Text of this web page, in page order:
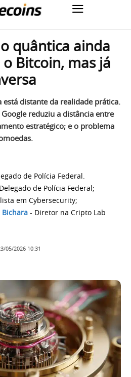
quântica ainda
Bitcoin, mas já
está distante da realidade prática.
reduziu a distância entre
estratégico; e o problema
de Polícia Federal.
de Polícia Federal;
em Cybersecurity;
- Diretor na Cripto Lab
05/2026 10:31